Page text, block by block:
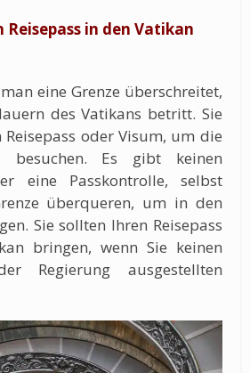
Reisepass in den Vatikan
eine Grenze überschreitet,
des Vatikans betritt. Sie
oder Visum, um die
besuchen. Es gibt keinen
eine Passkontrolle, selbst
überqueren, um in den
Sie sollten Ihren Reisepass
bringen, wenn Sie keinen
Regierung ausgestellten